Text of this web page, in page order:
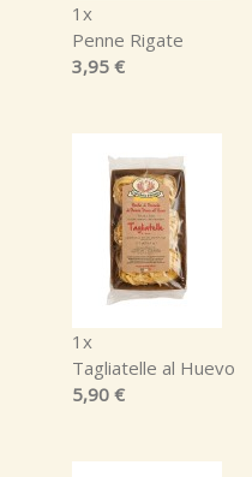
1x
Penne Rigate
3,95 €
1x
Tagliatelle al Huevo
5,90 €